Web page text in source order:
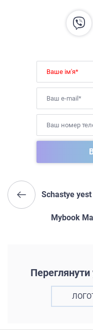
Schastye yest
Mybook
Переглянути